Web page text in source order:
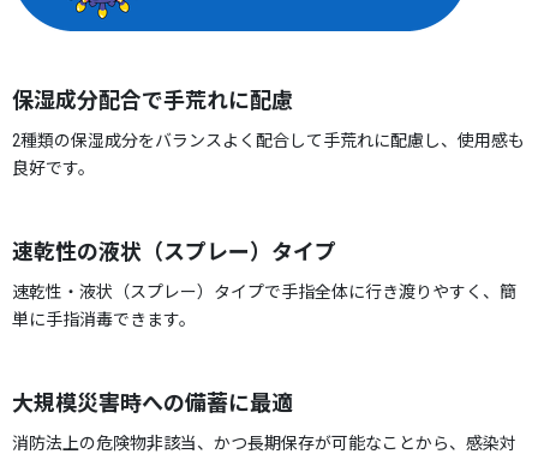
保湿成分配合で手荒れに配慮
2種類の保湿成分をバランスよく配合して手荒れに配慮し、使用感も
良好です。
速乾性の液状（スプレー）タイプ
速乾性・液状（スプレー）タイプで手指全体に行き渡りやすく、簡
単に手指消毒できます。
大規模災害時への備蓄に最適
消防法上の危険物非該当、かつ長期保存が可能なことから、感染対